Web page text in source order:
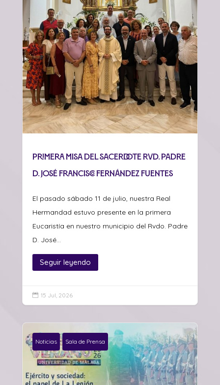
Primera misa del sacerdote Rvd. Padre
D. José Francisco Fernández Fuentes
El pasado sábado 11 de julio, nuestra Real
Hermandad estuvo presente en la primera
Eucaristía en nuestro municipio del Rvdo. Padre
D. José...
Seguir leyendo
 15 Jul, 2026
Noticias Sala de Prensa